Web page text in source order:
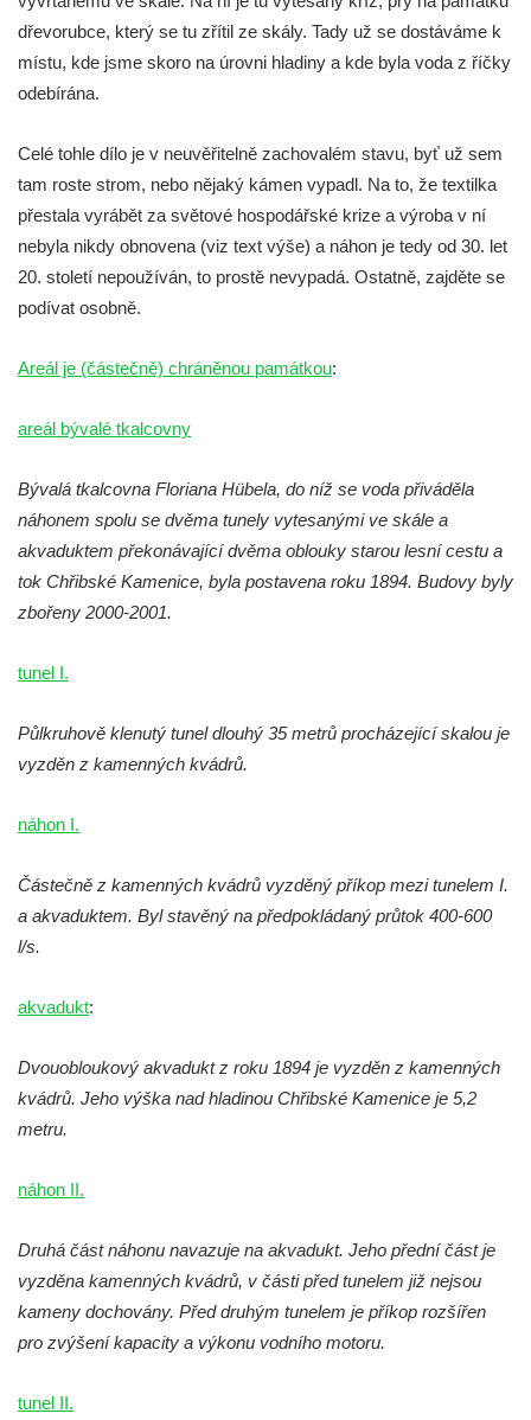
dřevorubce, který se tu zřítil ze skály. Tady už se dostáváme k
místu, kde jsme skoro na úrovni hladiny a kde byla voda z říčky
odebírána.
Celé tohle dílo je v neuvěřitelně zachovalém stavu, byť už sem
tam roste strom, nebo nějaký kámen vypadl. Na to, že textilka
přestala vyrábět za světové hospodářské krize a výroba v ní
nebyla nikdy obnovena (viz text výše) a náhon je tedy od 30. let
20. století nepoužíván, to prostě nevypadá. Ostatně, zajděte se
podívat osobně.
Areál je (částečně) chráněnou památkou:
areál bývalé tkalcovny
Bývalá tkalcovna Floriana Hübela, do níž se voda přiváděla
náhonem spolu se dvěma tunely vytesanými ve skále a
akvaduktem překonávající dvěma oblouky starou lesní cestu a
tok Chřibské Kamenice, byla postavena roku 1894. Budovy byly
zbořeny 2000-2001.
tunel I.
Půlkruhově klenutý tunel dlouhý 35 metrů procházející skalou je
vyzděn z kamenných kvádrů.
náhon I.
Částečně z kamenných kvádrů vyzděný příkop mezi tunelem I.
a akvaduktem. Byl stavěný na předpokládaný průtok 400-600
l/s.
akvadukt:
Dvouobloukový akvadukt z roku 1894 je vyzděn z kamenných
kvádrů. Jeho výška nad hladinou Chřibské Kamenice je 5,2
metru.
náhon II.
Druhá část náhonu navazuje na akvadukt. Jeho přední část je
vyzděna kamenných kvádrů, v části před tunelem již nejsou
kameny dochovány. Před druhým tunelem je příkop rozšířen
pro zvýšení kapacity a výkonu vodního motoru.
tunel II.